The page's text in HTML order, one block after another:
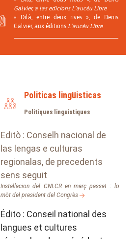
Galvier, a las edicions L’aucèu Libre
« Dilà, entre deux rives », de Denis
Galvier, aux éditions L’aucèu Libre
Politicas lingüisticas
Politiques linguistiques
Editò : Conselh nacional de
las lengas e culturas
regionalas, de precedents
sens seguit
Installacion del CNLCR en març passat : lo
mòt del president del Congrès
Édito : Conseil national des
langues et cultures